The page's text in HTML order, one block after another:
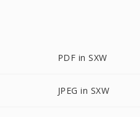
PDF in SXW
JPEG in SXW